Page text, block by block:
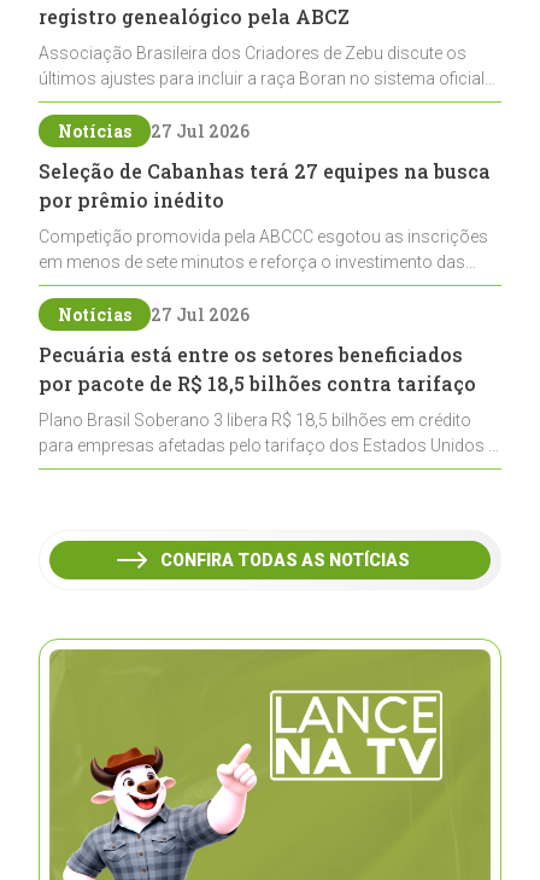
registro genealógico pela ABCZ
Associação Brasileira dos Criadores de Zebu discute os
últimos ajustes para incluir a raça Boran no sistema oficial
de registros, abrindo caminho para sua expansão na
pecuária nacional
Notícias 27 Jul 2026
Seleção de Cabanhas terá 27 equipes na busca
por prêmio inédito
Competição promovida pela ABCCC esgotou as inscrições
em menos de sete minutos e reforça o investimento das
cabanhas na seleção genética de Cavalos Crioulos voltados
ao laço
Notícias 27 Jul 2026
Pecuária está entre os setores beneficiados
por pacote de R$ 18,5 bilhões contra tarifaço
Plano Brasil Soberano 3 libera R$ 18,5 bilhões em crédito
para empresas afetadas pelo tarifaço dos Estados Unidos e
inclui a pecuária entre os setores estratégicos
CONFIRA TODAS AS NOTÍCIAS